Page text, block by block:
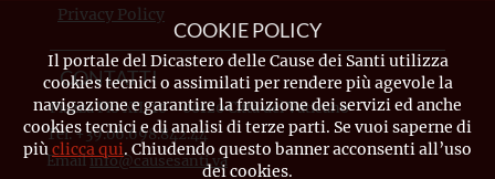
Privacy Policy
CONTATTI
Piazza Pio XII, 10 - 00120 Città del Vaticano
Tel. +39.06.698.842.44
Emailinfo@causesanti.va
COOKIE POLICY
Il portale del Dicastero delle Cause dei Santi utilizza
cookies tecnici o assimilati per rendere più agevole la
navigazione e garantire la fruizione dei servizi ed anche
cookies tecnici e di analisi di terze parti. Se vuoi saperne di
piùclicca qui. Chiudendo questo banner acconsenti all’uso
dei cookies.